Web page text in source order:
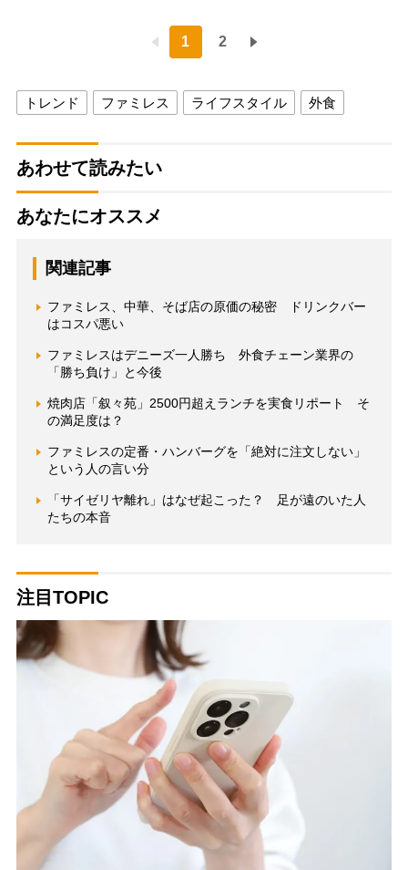
1 2
トレンド ファミレス ライフスタイル 外食
あわせて読みたい
あなたにオススメ
関連記事
ファミレス、中華、そば店の原価の秘密 ドリンクバー
はコスパ悪い
ファミレスはデニーズ一人勝ち 外食チェーン業界の
「勝ち負け」と今後
焼肉店「叙々苑」2500円超えランチを実食リポート そ
の満足度は？
ファミレスの定番・ハンバーグを「絶対に注文しない」
という人の言い分
「サイゼリヤ離れ」はなぜ起こった？ 足が遠のいた人
たちの本音
注目TOPIC